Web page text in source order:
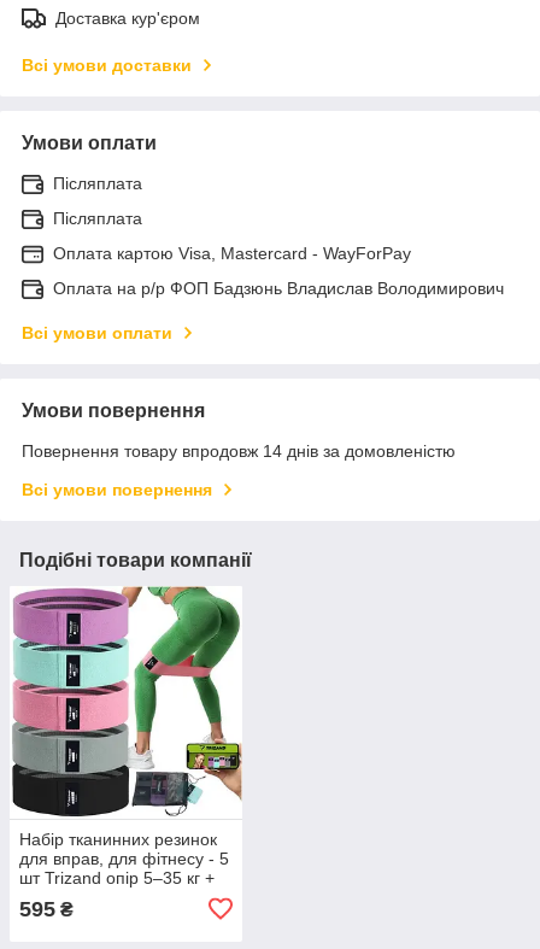
Доставка кур'єром
Всі умови доставки
Умови оплати
Післяплата
Післяплата
Оплата картою Visa, Mastercard - WayForPay
Оплата на р/р ФОП Бадзюнь Владислав Володимирович
Всі умови оплати
Умови повернення
Повернення товару впродовж 14 днів за домовленістю
Всі умови повернення
Подібні товари компанії
Набір тканинних резинок
для вправ, для фітнесу - 5
шт Trizand опір 5–35 кг +
595 ₴